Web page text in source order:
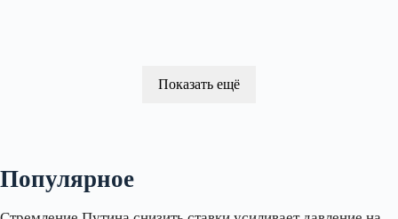
Показать ещё
Популярное